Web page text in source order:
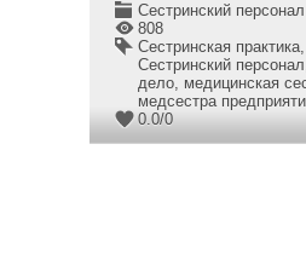
Сестринский персонал
808
Сестринская практика,
Сестринский персонал
дело, медицинская
медсестра
0.0/0